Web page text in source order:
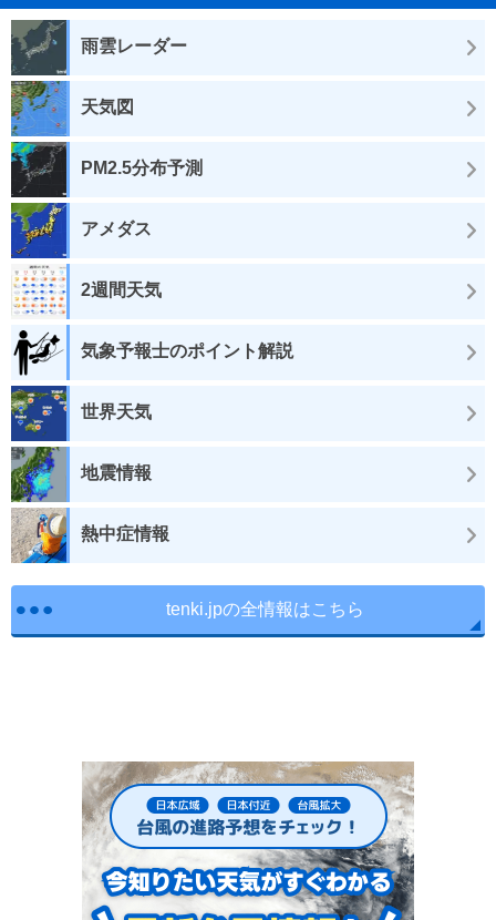
雨雲レーダー
天気図
PM2.5分布予測
アメダス
2週間天気
気象予報士のポイント解説
世界天気
地震情報
熱中症情報
tenki.jpの全情報はこちら